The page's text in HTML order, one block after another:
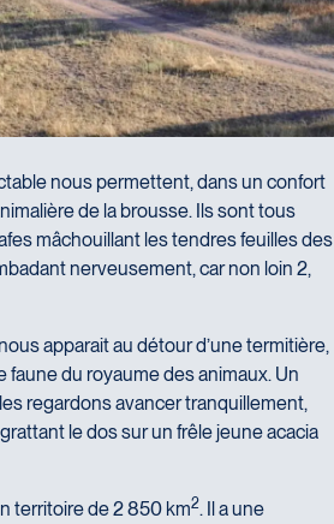
nous permettent, dans un confort
de la brousse. Ils sont tous
mâchouillant les tendres feuilles des
nerveusement, car non loin 2,
apparait au détour d’une termitière,
du royaume des animaux. Un
regardons avancer tranquillement,
le dos sur un frêle jeune acacia
territoire de 2 850 km2. Il a une